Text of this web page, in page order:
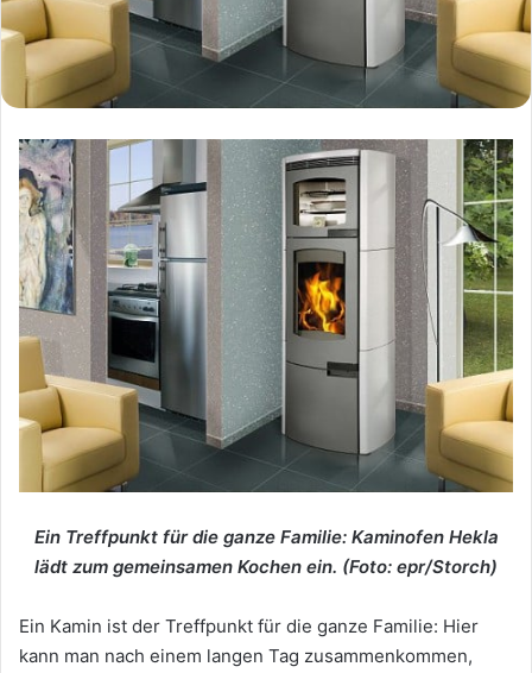
Ein Treffpunkt für die ganze Familie: Kaminofen Hekla
lädt zum gemeinsamen Kochen ein. (Foto: epr/Storch)
Ein Kamin ist der Treffpunkt für die ganze Familie: Hier
kann man nach einem langen Tag zusammenkommen,